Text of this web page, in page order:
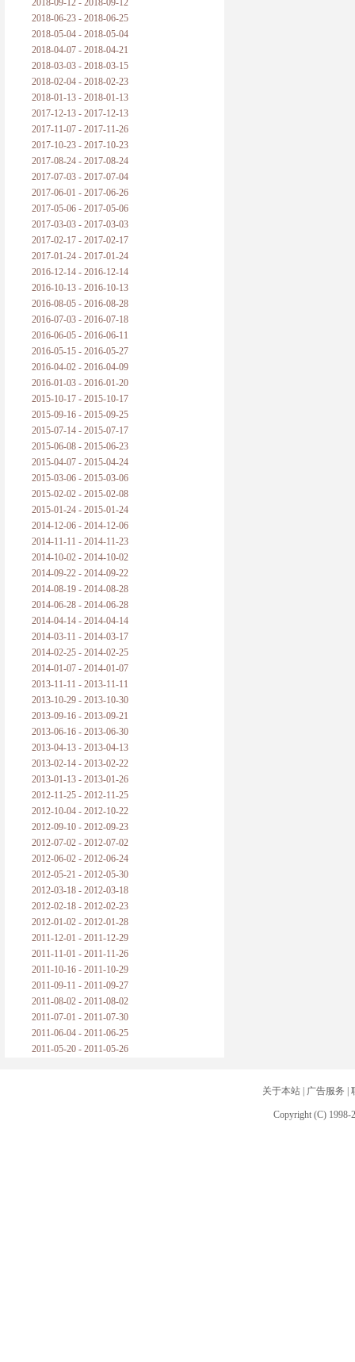
2018-09-12 - 2018-09-12
2018-06-23 - 2018-06-25
2018-05-04 - 2018-05-04
2018-04-07 - 2018-04-21
2018-03-03 - 2018-03-15
2018-02-04 - 2018-02-23
2018-01-13 - 2018-01-13
2017-12-13 - 2017-12-13
2017-11-07 - 2017-11-26
2017-10-23 - 2017-10-23
2017-08-24 - 2017-08-24
2017-07-03 - 2017-07-04
2017-06-01 - 2017-06-26
2017-05-06 - 2017-05-06
2017-03-03 - 2017-03-03
2017-02-17 - 2017-02-17
2017-01-24 - 2017-01-24
2016-12-14 - 2016-12-14
2016-10-13 - 2016-10-13
2016-08-05 - 2016-08-28
2016-07-03 - 2016-07-18
2016-06-05 - 2016-06-11
2016-05-15 - 2016-05-27
2016-04-02 - 2016-04-09
2016-01-03 - 2016-01-20
2015-10-17 - 2015-10-17
2015-09-16 - 2015-09-25
2015-07-14 - 2015-07-17
2015-06-08 - 2015-06-23
2015-04-07 - 2015-04-24
2015-03-06 - 2015-03-06
2015-02-02 - 2015-02-08
2015-01-24 - 2015-01-24
2014-12-06 - 2014-12-06
2014-11-11 - 2014-11-23
2014-10-02 - 2014-10-02
2014-09-22 - 2014-09-22
2014-08-19 - 2014-08-28
2014-06-28 - 2014-06-28
2014-04-14 - 2014-04-14
2014-03-11 - 2014-03-17
2014-02-25 - 2014-02-25
2014-01-07 - 2014-01-07
2013-11-11 - 2013-11-11
2013-10-29 - 2013-10-30
2013-09-16 - 2013-09-21
2013-06-16 - 2013-06-30
2013-04-13 - 2013-04-13
2013-02-14 - 2013-02-22
2013-01-13 - 2013-01-26
2012-11-25 - 2012-11-25
2012-10-04 - 2012-10-22
2012-09-10 - 2012-09-23
2012-07-02 - 2012-07-02
2012-06-02 - 2012-06-24
2012-05-21 - 2012-05-30
2012-03-18 - 2012-03-18
2012-02-18 - 2012-02-23
2012-01-02 - 2012-01-28
2011-12-01 - 2011-12-29
2011-11-01 - 2011-11-26
2011-10-16 - 2011-10-29
2011-09-11 - 2011-09-27
2011-08-02 - 2011-08-02
2011-07-01 - 2011-07-30
2011-06-04 - 2011-06-25
2011-05-20 - 2011-05-26
关于本站| 广告服务
Copyright (C) 1998-